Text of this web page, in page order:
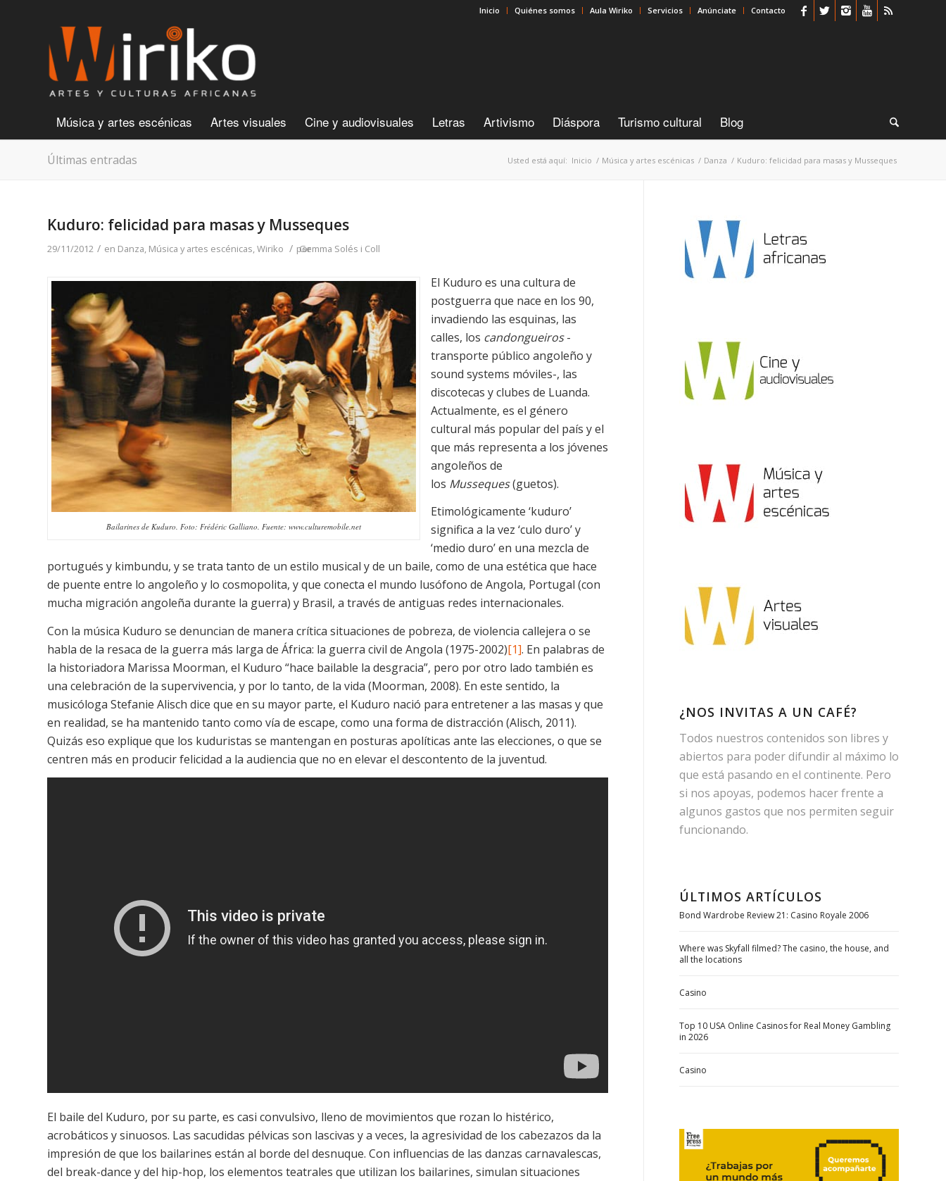
Inicio Quiénes somos Aula Wiriko Servicios Anúnciate Contacto
Música y artes escénicas Artes visuales Cine y audiovisuales Letras Artivismo Diáspora Turismo cultural Blog
Últimas entradas Usted está aquí: Inicio / Música y artes escénicas / Danza / Kuduro: felicidad para masas y Musseques
Kuduro: felicidad para masas y Musseques
29/11/2012 / en Danza, Música y artes escénicas,Wiriko / por
Gemma Solés i Coll
Bailarines de Kuduro. Foto: Frédéric Galliano. Fuente: www.culturemobile.net
El Kuduro es una cultura de
postguerra que nace en los 90,
invadiendo las esquinas, las
calles, los candongueiros-
transporte público angoleño y
sound systems móviles-, las
discotecas y clubes de Luanda.
Actualmente, es el género
cultural más popular del país y el
que más representa a los jóvenes
angoleños de
los Musseques(guetos).
Etimológicamente ‘kuduro’
significa a la vez ‘culo duro’ y
‘medio duro’ en una mezcla de
portugués y kimbundu, y se trata tanto de un estilo musical y de un baile, como de una estética que hace
de puente entre lo angoleño y lo cosmopolita, y que conecta el mundo lusófono de Angola, Portugal (con
mucha migración angoleña durante la guerra) y Brasil, a través de antiguas redes internacionales.
Con la música Kuduro se denuncian de manera crítica situaciones de pobreza, de violencia callejera o se
habla de la resaca de la guerra más larga de África: la guerra civil de Angola (1975-2002)[1]. En palabras de
la historiadora Marissa Moorman, el Kuduro “hace bailable la desgracia”, pero por otro lado también es
una celebración de la supervivencia, y por lo tanto, de la vida (Moorman, 2008). En este sentido, la
musicóloga Stefanie Alisch dice que en su mayor parte, el Kuduro nació para entretener a las masas y que
en realidad, se ha mantenido tanto como vía de escape, como una forma de distracción (Alisch, 2011).
Quizás eso explique que los kuduristas se mantengan en posturas apolíticas ante las elecciones, o que se
centren más en producir felicidad a la audiencia que no en elevar el descontento de la juventud.
El baile del Kuduro, por su parte, es casi convulsivo, lleno de movimientos que rozan lo histérico,
acrobáticos y sinuosos. Las sacudidas pélvicas son lascivas y a veces, la agresividad de los cabezazos da la
impresión de que los bailarines están al borde del desnuque. Con influencias de las danzas carnavalescas,
del break-dance y del hip-hop, los elementos teatrales que utilizan los bailarines, simulan situaciones
¿NOS INVITAS A UN CAFÉ?
Todos nuestros contenidos son libres y
abiertos para poder difundir al máximo lo
que está pasando en el continente. Pero
si nos apoyas, podemos hacer frente a
algunos gastos que nos permiten seguir
funcionando.
ÚLTIMOS ARTÍCULOS
Bond Wardrobe Review 21: Casino Royale 2006
Where was Skyfall filmed? The casino, the house, and
all the locations
Casino
Top 10 USA Online Casinos for Real Money Gambling
in 2026
Casino